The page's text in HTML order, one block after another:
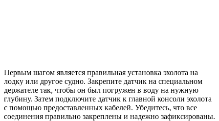
Первым шагом является правильная установка эхолота на
лодку или другое судно. Закрепите датчик на специальном
держателе так, чтобы он был погружен в воду на нужную
глубину. Затем подключите датчик к главной консоли эхолота
с помощью предоставленных кабелей. Убедитесь, что все
соединения правильно закреплены и надежно зафиксированы.